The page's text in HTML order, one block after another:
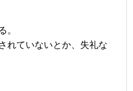
。
れていないとか、失礼な